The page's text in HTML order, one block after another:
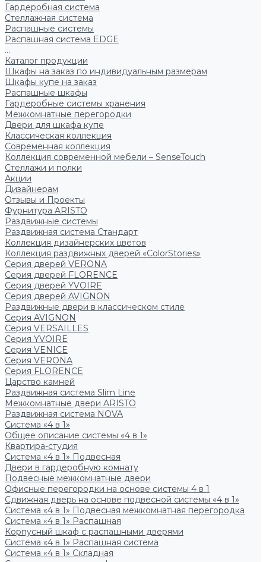
Гардеробная система
Стеллажная система
Распашные системы
Распашная система EDGE
...
Каталог продукции
Шкафы на заказ по индивидуальным размерам
Шкафы купе на заказ
Распашные шкафы
Гардеробные системы хранения
Межкомнатные перегородки
Двери для шкафа купе
Классическая коллекция
Современная коллекция
Коллекция современной мебели – SenseTouch
Стеллажи и полки
Акции
Дизайнерам
Отзывы и Проекты
Фурнитура ARISTO
Раздвижные системы
Раздвижная система Стандарт
Коллекция дизайнерских цветов
Коллекция раздвижных дверей «ColorStories»
Серия дверей VERONA
Серия дверей FLORENCE
Серия дверей YVOIRE
Серия дверей AVIGNON
Раздвижные двери в классическом стиле
Серия AVIGNON
Серия VERSAILLES
Серия YVOIRE
Серия VENICE
Серия VERONA
Серия FLORENCE
Царство камней
Раздвижная система Slim Line
Межкомнатные двери ARISTO
Раздвижная система NOVA
Система «4 в 1»
Общее описание системы «4 в 1»
Квартира-студия
Система «4 в 1» Подвесная
Двери в гардеробную комнату
Подвесные межкомнатные двери
Офисные перегородки на основе системы 4 в 1
Сдвижная дверь на основе подвесной системы «4 в 1»
Система «4 в 1» Подвесная межкомнатная перегородка
Система «4 в 1» Распашная
Корпусный шкаф с распашными дверями
Система «4 в 1» Распашная система
Система «4 в 1» Складная